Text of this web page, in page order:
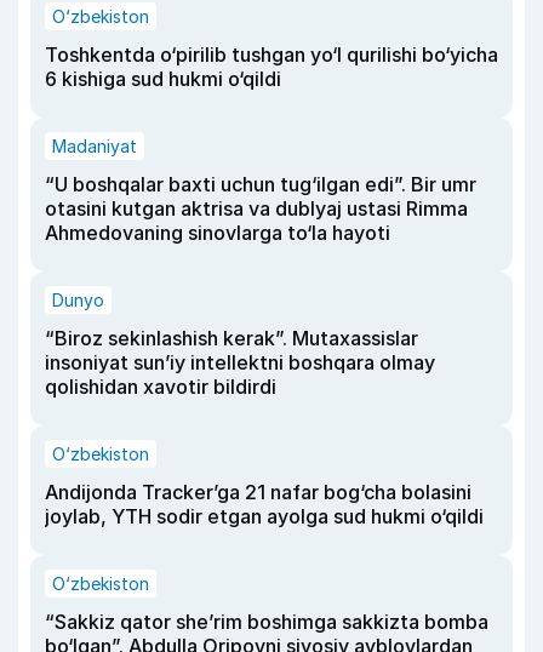
O‘zbekiston
Toshkentda o‘pirilib tushgan yo‘l qurilishi bo‘yicha
6 kishiga sud hukmi o‘qildi
Madaniyat
“U boshqalar baxti uchun tug‘ilgan edi”. Bir umr
otasini kutgan aktrisa va dublyaj ustasi Rimma
Ahmedovaning sinovlarga to‘la hayoti
Dunyo
“Biroz sekinlashish kerak”. Mutaxassislar
insoniyat sun’iy intellektni boshqara olmay
qolishidan xavotir bildirdi
O‘zbekiston
Andijonda Tracker’ga 21 nafar bog‘cha bolasini
joylab, YTH sodir etgan ayolga sud hukmi o‘qildi
O‘zbekiston
“Sakkiz qator she’rim boshimga sakkizta bomba
bo‘lgan”. Abdulla Oripovni siyosiy ayblovlardan